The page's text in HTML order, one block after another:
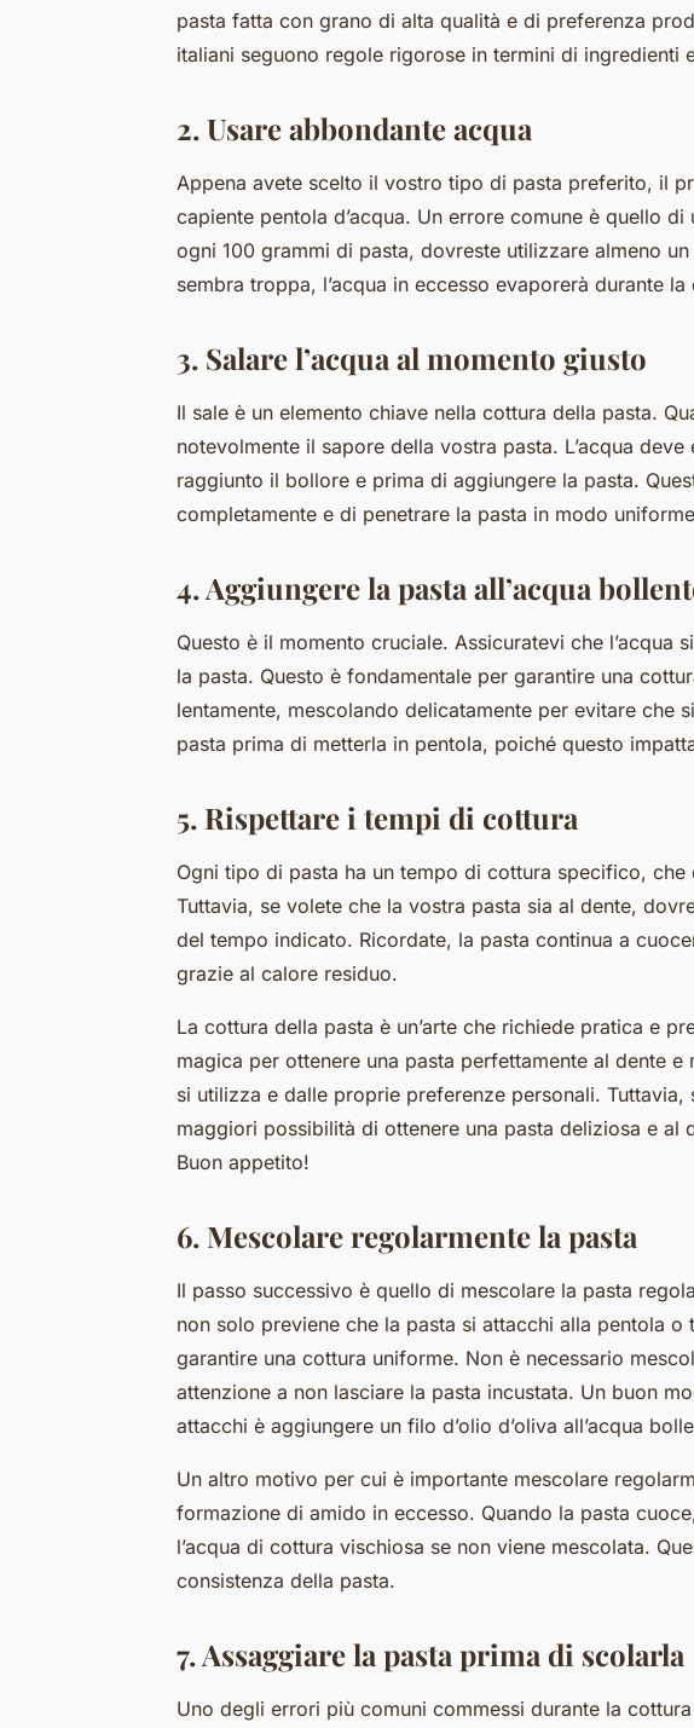
pasta fatta con grano di alta qualità e di preferenza
italiani seguono regole rigorose in termini di ingredienti
2. Usare abbondante acqua
Appena avete scelto il vostro tipo di pasta preferito, il
capiente pentola d’acqua. Un errore comune è quello
ogni 100 grammi di pasta, dovreste utilizzare almeno
sembra troppa, l’acqua in eccesso evaporerà durante la
3. Salare l’acqua al momento giusto
Il sale è un elemento chiave nella cottura della pasta.
notevolmente il sapore della vostra pasta. L’acqua
raggiunto il bollore e prima di aggiungere la pasta.
completamente e di penetrare la pasta in modo
4. Aggiungere la pasta all’acqua
Questo è il momento cruciale. Assicuratevi che l’acqua
la pasta. Questo è fondamentale per garantire una
lentamente, mescolando delicatamente per evitare che
pasta prima di metterla in pentola, poiché questo
5. Rispettare i tempi di cottura
Ogni tipo di pasta ha un tempo di cottura specifico,
Tuttavia, se volete che la vostra pasta sia al dente,
del tempo indicato. Ricordate, la pasta continua a
grazie al calore residuo.
La cottura della pasta è un’arte che richiede pratica e
magica per ottenere una pasta perfettamente al dente
si utilizza e dalle proprie preferenze personali.
maggiori possibilità di ottenere una pasta deliziosa e al
Buon appetito!
6. Mescolare regolarmente la pasta
Il passo successivo è quello di mescolare la pasta
non solo previene che la pasta si attacchi alla pentola o
garantire una cottura uniforme. Non è necessario
attenzione a non lasciare la pasta incustata. Un buon
attacchi è aggiungere un filo d’olio d’oliva all’acqua
Un altro motivo per cui è importante mescolare
formazione di amido in eccesso. Quando la pasta
l’acqua di cottura vischiosa se non viene mescolata.
consistenza della pasta.
7. Assaggiare la pasta prima di scolarla
Uno degli errori più comuni commessi durante la